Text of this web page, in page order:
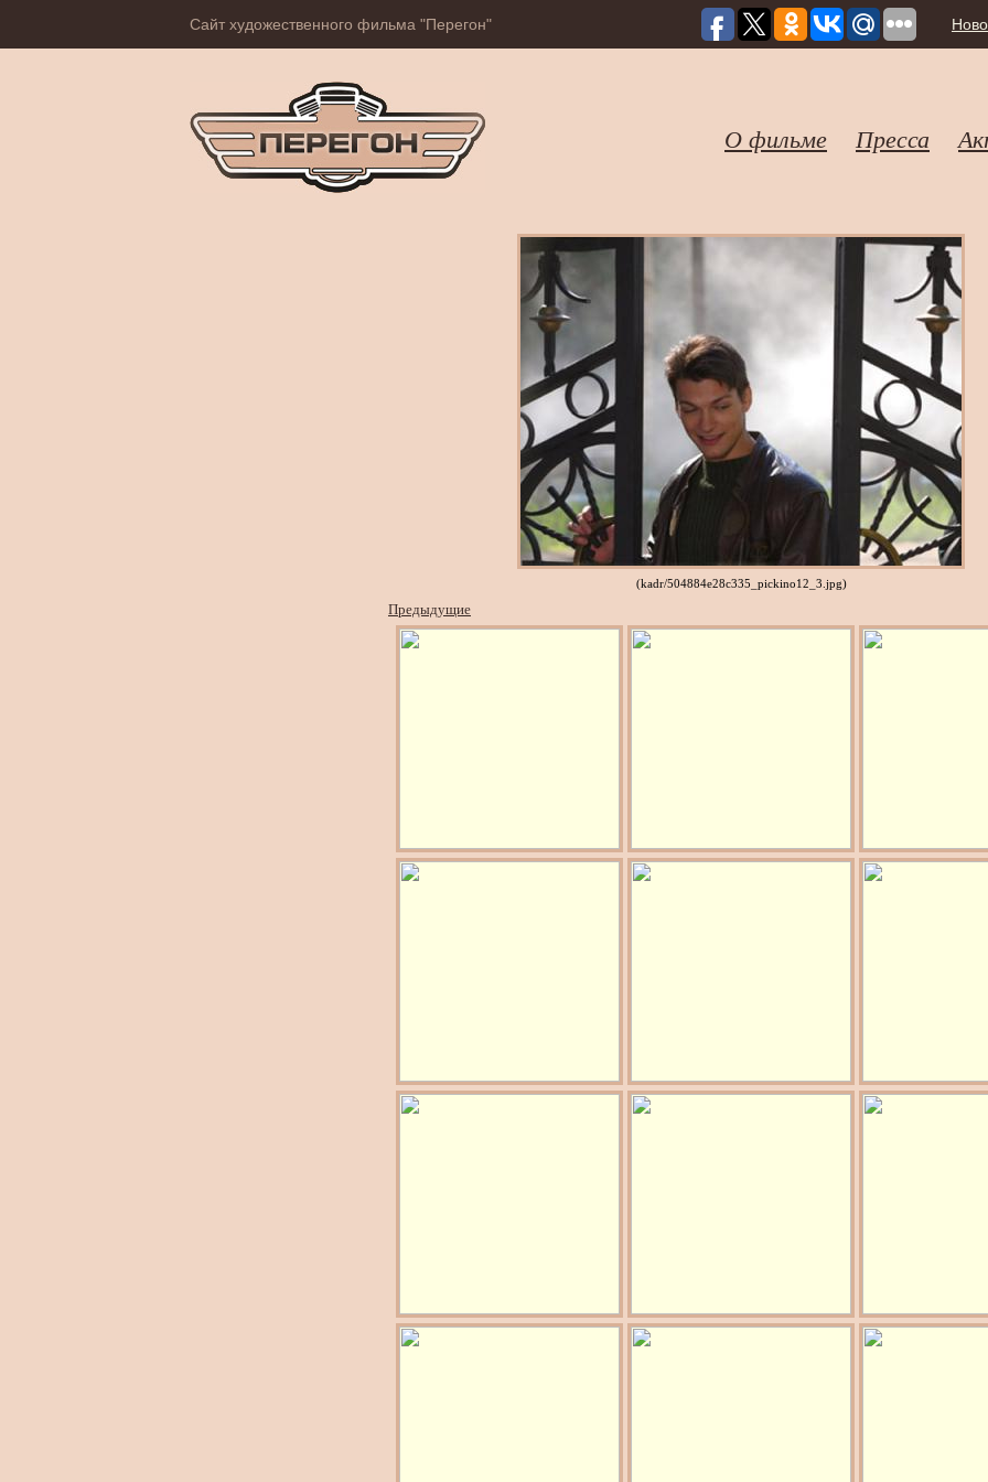
Сайт художественного фильма "Перегон"
О фильме Пресса
(kadr/504884e28c335_pickino12_3.jpg)
Предыдущие